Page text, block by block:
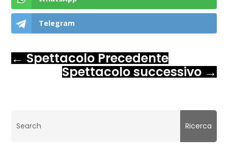
Telegram
← Spettacolo Precedente
Spettacolo successivo→